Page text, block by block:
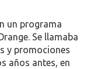
un programa
Se llamaba
y promociones
años antes, en